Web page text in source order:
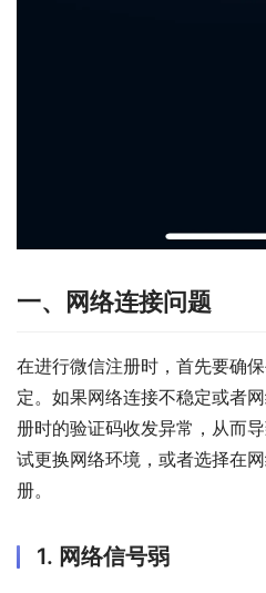
一、网络连接问题
在进行微信注册时，首先要确
定。如果网络连接不稳定或者
册时的验证码收发异常，从而
试更换网络环境，或者选择在
册。
1. 网络信号弱